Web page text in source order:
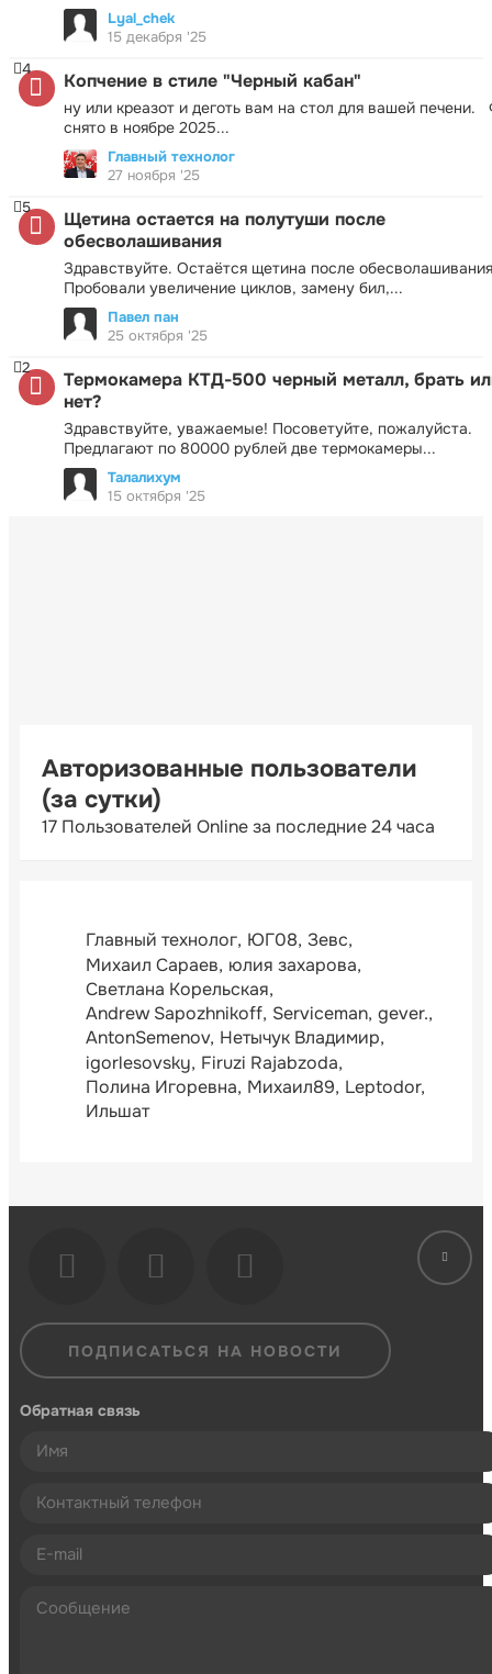
Lyal_chek
15 декабря '25
Копчение в стиле "Черный кабан"
ну или креазот и деготь вам на стол для вашей печени.
снято в ноябре 2025...
4
Главный технолог
27 ноября '25
Щетина остается на полутуши после
обесволашивания
Здравствуйте. Остаётся щетина после
Пробовали увеличение циклов, замену бил,...
5
Павел пан
25 октября '25
Термокамера КТД-500 черный металл, брать
нет?
Здравствуйте, уважаемые! Посоветуйте, пожалуйста.
Предлагают по 80000 рублей две термокамеры...
2
Талалихум
15 октября '25
Авторизованные пользователи
(за сутки)
17 Пользователей Online за последние 24 часа
Главный технолог ЮГ08 Зевс
Михаил Сараев юлия захарова
Светлана Корельская
Andrew Sapozhnikoff Serviceman gever.
AntonSemenov Нетычук Владимир
igorlesovsky Firuzi Rajabzoda
Полина Игоревна Михаил89 Leptodor
Ильшат
ПОДПИСАТЬСЯ НА НОВОСТИ
Обратная связь